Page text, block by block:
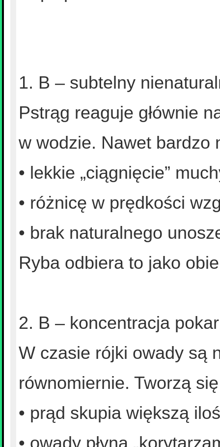
1. B – subtelny
Pstrąg reaguje głównie
w wodzie. Nawet bardzo
• lekkie „ciągnięcie”
• różnicę w prędkości
• brak naturalnego
Ryba odbiera to jako
2. B – koncentracja
W czasie rójki owady są
równomiernie. Tworzą
• prąd skupia większą
• owady płyną